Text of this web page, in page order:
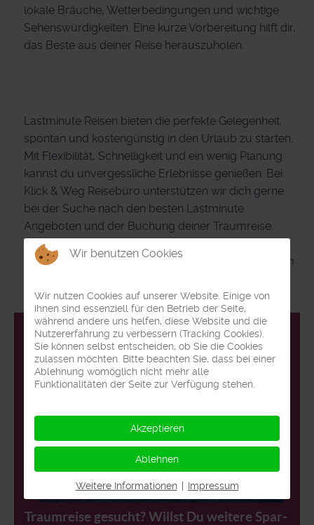
lokale Bräuche, Wetterbedingungen und wichtige
Sehenswürdigkeiten. Eine kurze Vorbereitung hilft dir,
das Beste aus deiner Reise herauszuholen.
Lastminute Reisen bieten die perfekte Gelegenheit,
spontan und kostengünstig in den Urlaub zu starten.
Mit Flexibilität, Schnelligkeit und ein wenig Planung
kannst du unvergessliche Erlebnisse genießen. Bei
Klick & Weg Reisebüro unterstützen wir dich gerne
bei der Suche nach den besten Lastminute
Angeboten und der Buchung deiner Traumreise.
Kontaktiere uns für individuelle Beratung und
exklusive Tipps – wir freuen uns darauf, dir zu einem
Traumreise gesucht? Willst Du weitere Spar-
Wir benutzen Cookies
Wir nutzen Cookies auf unserer Website. Einige von
ihnen sind essenziell für den Betrieb der Seite,
während andere uns helfen, diese Website und die
Nutzererfahrung zu verbessern (Tracking Cookies).
Sie können selbst entscheiden, ob Sie die Cookies
zulassen möchten. Bitte beachten Sie, dass bei einer
Ablehnung womöglich nicht mehr alle
Funktionalitäten der Seite zur Verfügung stehen.
Akzeptieren
Ablehnen
Weitere Informationen | Impressum